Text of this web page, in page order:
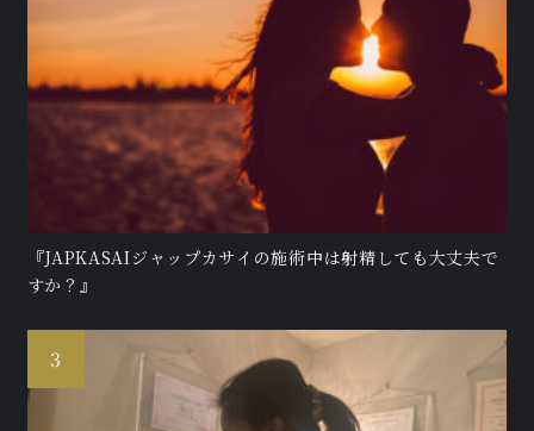
『JAPKASAIジャップカサイの施術中は射精しても大丈夫で
すか？』